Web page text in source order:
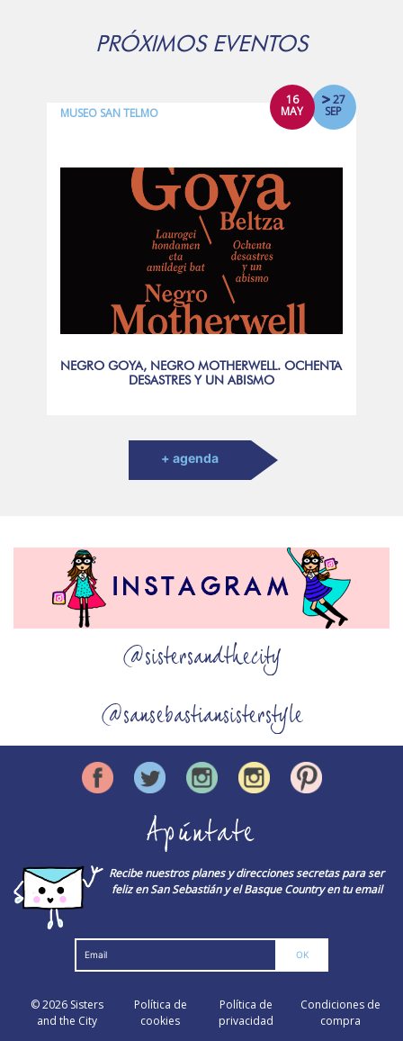
PRÓXIMOS EVENTOS
16
MAY
27
SEP
MUSEO SAN TELMO
NEGRO GOYA, NEGRO MOTHERWELL. OCHENTA
DESASTRES Y UN ABISMO
+ agenda
@sistersandthecity
@sansebastiansisterstyle
Apúntate
Recibe nuestros planes y direcciones secretas para ser
feliz en San Sebastián y el Basque Country en tu email
© 2026 Sisters
and the City
Política de
cookies
Política de
privacidad
Condiciones de
compra